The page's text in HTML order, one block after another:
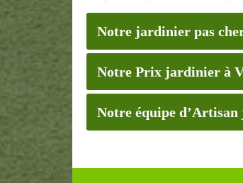
Notre jardinier pas
Notre Prix jardinier à
Notre équipe